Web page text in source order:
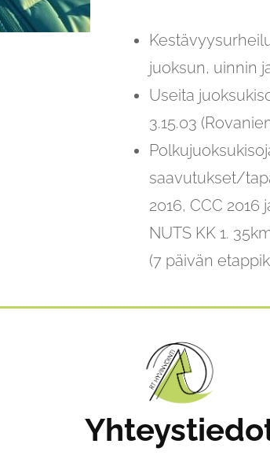
juoksun, uinnin
Useita
3.15.03
saavutukset/
2016, CCC 2016
NUTS KK 1.
(7 päivän